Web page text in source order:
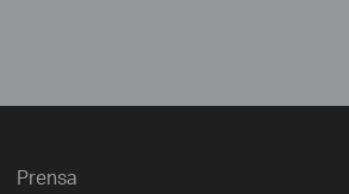
Prensa